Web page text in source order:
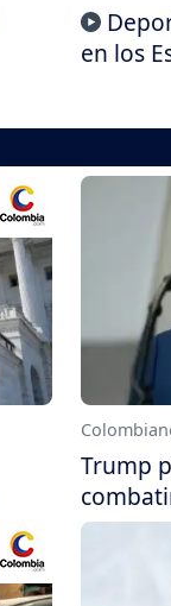
en los
Trump